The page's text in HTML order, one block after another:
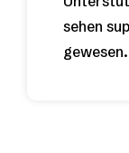
sehen
gewesen.